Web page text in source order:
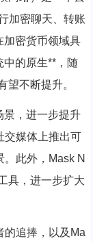
加密聊天、转账
加密货币领域具
中的原生**，随
望不断提升。
景，进一步提升
交媒体上推出可
此外，Mask N
具，进一步扩大
的追捧，以及Ma